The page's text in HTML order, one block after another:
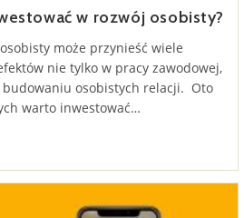
w rozwój osobisty?
może przynieść wiele
nie tylko w pracy zawodowej,
osobistych relacji. Oto
warto inwestować…